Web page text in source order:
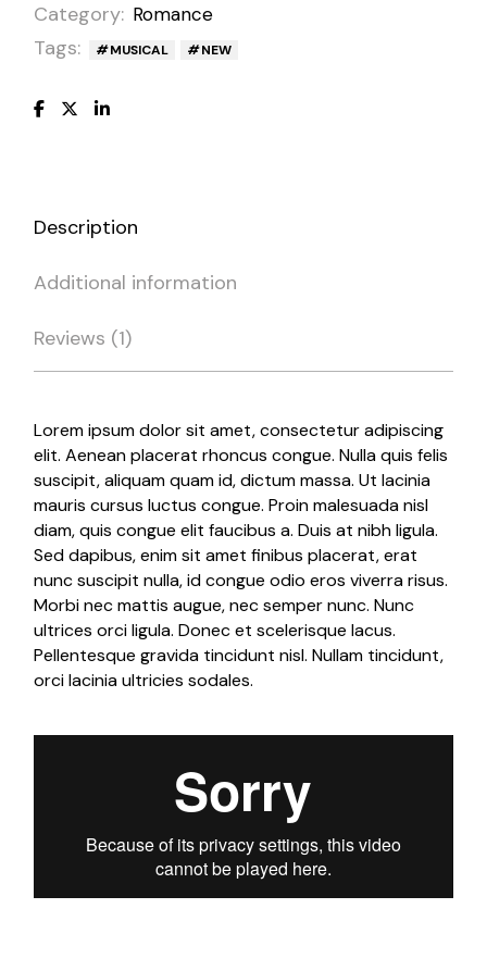
Category: Romance
Tags: MUSICAL NEW
Description
Additional information
Reviews (1)
Lorem ipsum dolor sit amet, consectetur adipiscing
elit. Aenean placerat rhoncus congue. Nulla quis felis
suscipit, aliquam quam id, dictum massa. Ut lacinia
mauris cursus luctus congue. Proin malesuada nisl
diam, quis congue elit faucibus a. Duis at nibh ligula.
Sed dapibus, enim sit amet finibus placerat, erat
nunc suscipit nulla, id congue odio eros viverra risus.
Morbi nec mattis augue, nec semper nunc. Nunc
ultrices orci ligula. Donec et scelerisque lacus.
Pellentesque gravida tincidunt nisl. Nullam tincidunt,
orci lacinia ultricies sodales.